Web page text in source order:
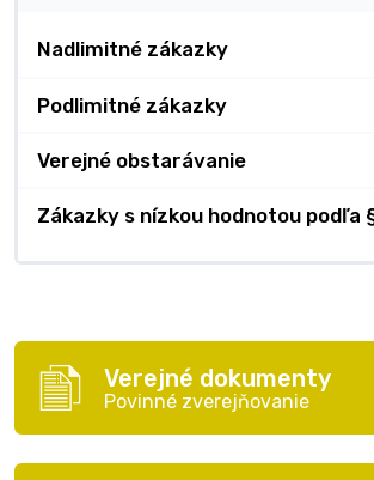
Nadlimitné zákazky
Podlimitné zákazky
Verejné obstarávanie
Zákazky s nízkou hodnotou podľa
Verejné dokumenty
Povinné zverejňovanie